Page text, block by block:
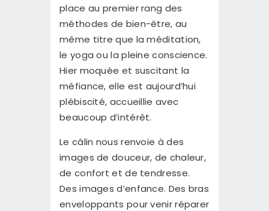
place au premier rang des
méthodes de bien-être, au
même titre que la méditation,
le yoga ou la pleine conscience.
Hier moquée et suscitant la
méfiance, elle est aujourd’hui
plébiscité, accueillie avec
beaucoup d’intérêt.
Le câlin nous renvoie à des
images de douceur, de chaleur,
de confort et de tendresse.
Des images d’enfance. Des bras
enveloppants pour venir réparer